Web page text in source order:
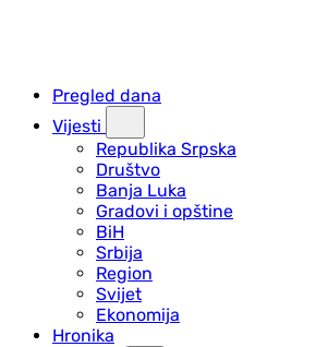
Pregled dana
Vijesti
Republika Srpska
Društvo
Banja Luka
Gradovi i opštine
BiH
Srbija
Region
Svijet
Ekonomija
Hronika